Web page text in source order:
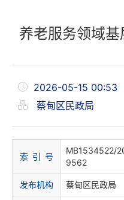
养老服务领域
2026-05-15 00:53
蔡甸区民政局
索 引 号
MB1534522/
9562
发布机构 蔡甸区民政局